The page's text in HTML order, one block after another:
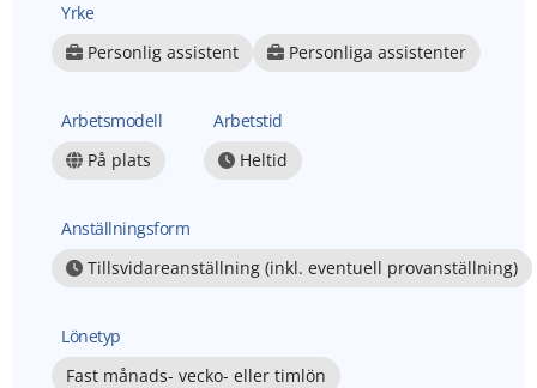
Yrke
Personlig assistent
Personliga assistenter
Arbetsmodell
På plats
Arbetstid
Heltid
Anställningsform
Tillsvidareanställning (inkl. eventuell provanställning)
Lönetyp
Fast månads- vecko- eller timlön